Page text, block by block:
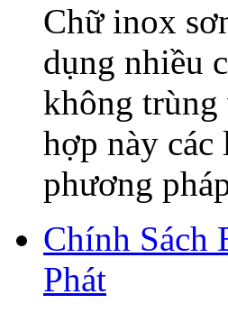
Chữ inox
dụng nhiều
không trùng
hợp này các
phương
Chính Sách
Phát